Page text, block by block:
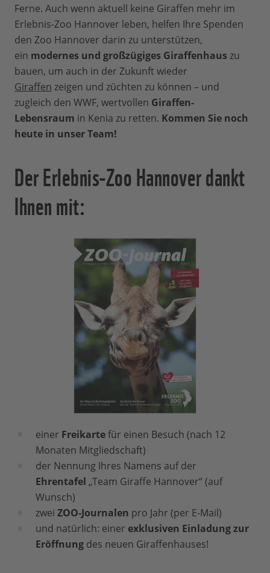
Ferne. Auch wenn aktuell keine Giraffen mehr im
Erlebnis-Zoo Hannover leben, helfen Ihre Spenden
den Zoo Hannover darin zu unterstützen,
ein modernes und großzügiges Giraffenhaus zu
bauen, um auch in der Zukunft wieder
Giraffen zeigen und züchten zu können – und
zugleich den WWF, wertvollen Giraffen-
Lebensraum in Kenia zu retten. Kommen Sie noch
heute in unser Team!
Der Erlebnis-Zoo Hannover dankt
Ihnen mit:
einer Freikartefür einen Besuch (nach 12
Monaten Mitgliedschaft)
der Nennung Ihres Namens auf der
Ehrentafel „Team Giraffe Hannover“ (auf
Wunsch)
zwei ZOO-Journalen pro Jahr (per E-Mail)
und natürlich: einer exklusiven Einladung zur
Eröffnung des neuen Giraffenhauses!